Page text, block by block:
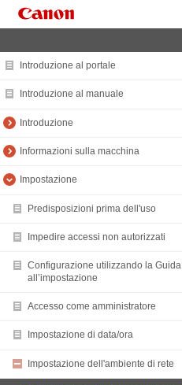
Introduzione al portale
Introduzione al manuale
Introduzione
Informazioni sulla macchina
Impostazione
Predisposizioni prima dell'uso
Impedire accessi non autorizzati
Configurazione utilizzando la Guida
all’impostazione
Accesso come amministratore
Impostazione di data/ora
Impostazione dell'ambiente di rete